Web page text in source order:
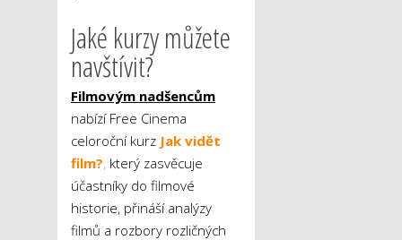
Jaké kurzy můžete
navštívit?
Filmovým nadšencům
nabízí Free Cinema
celoroční kurz Jak vidět
film?, který zasvěcuje
účastníky do filmové
historie, přináší analýzy
filmů a rozbory rozličných